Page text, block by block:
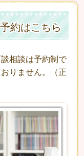
約はこちら
相談は予約制で
りません。（正